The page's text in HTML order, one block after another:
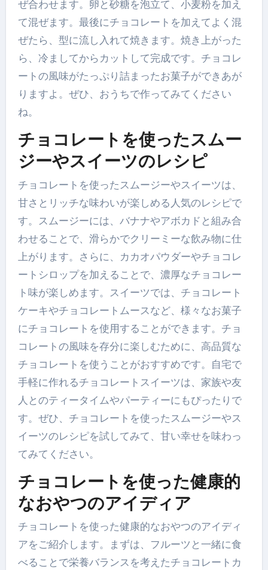
ぜ合わせます。卵と砂糖を泡立て、小麦粉を加え
て混ぜます。最後にチョコレートを加えてよく混
ぜたら、型に流し入れて焼きます。焼き上がった
ら、冷ましてからカットして完成です。チョコレ
ートの風味がたっぷり詰まったお菓子ができあが
りますよ。ぜひ、おうちで作ってみてください
ね。
チョコレートを使ったスムー
ジーやスイーツのレシピ
チョコレートを使ったスムージーやスイーツは、
甘さとリッチな味わいが楽しめる人気のレシピで
す。スムージーには、バナナやアボカドと組み合
わせることで、滑らかでクリーミーな飲み物に仕
上がります。さらに、カカオパウダーやチョコレ
ートシロップを加えることで、濃厚なチョコレー
ト味が楽しめます。スイーツでは、チョコレート
ケーキやチョコレートムースなど、様々なお菓子
にチョコレートを使用することができます。チョ
コレートの風味を存分に楽しむために、高品質な
チョコレートを使うことがおすすめです。自宅で
手軽に作れるチョコレートスイーツは、家族や友
人とのティータイムやパーティーにもぴったりで
す。ぜひ、チョコレートを使ったスムージーやス
イーツのレシピを試してみて、甘い幸せを味わっ
てみてください。
チョコレートを使った健康的
なおやつのアイディア
チョコレートを使った健康的なおやつのアイディ
アをご紹介します。まずは、フルーツと一緒に食
べることで栄養バランスを考えたチョコレートカ